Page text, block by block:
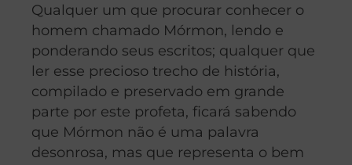
Qualquer um que procurar conhecer o
homem chamado Mórmon, lendo e
ponderando seus escritos; qualquer que
ler esse precioso trecho de história,
compilado e preservado em grande
parte por este profeta, ficará sabendo
que Mórmon não é uma palavra
desonrosa, mas que representa o bem